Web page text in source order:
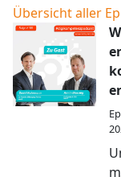
Übersicht aller